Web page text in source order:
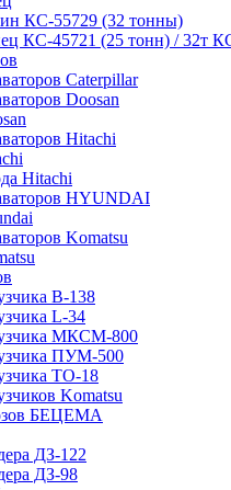
КС-55729 (32 тонны)
КС-45721 (25 тонн) / 32т
Caterpillar
Doosan
Hitachi
Hitachi
HYUNDAI
Komatsu
B-138
L-34
МКСМ-800
ПУМ-500
ТО-18
Komatsu
БЕЦЕМА
ДЗ-122
ДЗ-98